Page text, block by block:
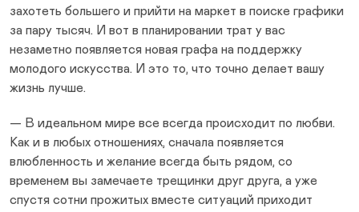
захотеть большего и прийти на маркет в поиске графики
за пару тысяч. И вот в планировании трат у вас
незаметно появляется новая графа на поддержку
молодого искусства. И это то, что точно делает вашу
жизнь лучше.
— В идеальном мире все всегда происходит по любви.
Как и в любых отношениях, сначала появляется
влюбленность и желание всегда быть рядом, со
временем вы замечаете трещинки друг друга, а уже
спустя сотни прожитых вместе ситуаций приходит